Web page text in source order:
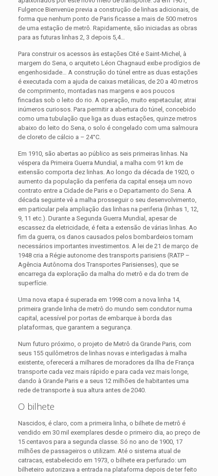
Fulgence Bienvenüe previa a construção de linhas adicionais, de
forma que nenhum ponto de Paris ficasse a mais de 500 metros
de uma estação de metrô. Rapidamente, são iniciadas as obras
para as futuras linhas 2, 3 depois 5,4…
Para construir os acessos às estações Cité e Saint-Michel, à
margem do Sena, o arquiteto Léon Chagnaud exibe prodígios de
engenhosidade… A construção do túnel entre as duas estações
é executada com a ajuda de caixas metálicas, de 20 a 40 metros
de comprimento, montadas nas margens e aos poucos
fincadas sob o leito do rio. A operação, muito espetacular, atrai
inúmeros curiosos. Para permitir a abertura do túnel, concebido
como uma tubulação que liga as duas estações, quinze metros
abaixo do leito do Sena, o solo é congelado com uma salmoura
de cloreto de cálcio a – 24°C.
Em 1910, são abertas ao público as seis primeiras linhas. Na
véspera da Primeira Guerra Mundial, a malha com 91 km de
extensão comporta dez linhas. Ao longo da década de 1920, o
aumento da população da periferia da capital enseja um novo
contrato entre a Cidade de Paris e o Departamento do Sena. A
década seguinte vê a malha prosseguir o seu desenvolvimento,
em particular pela ampliação das linhas na periferia (linhas 1, 12,
9, 11 etc.). Durante a Segunda Guerra Mundial, apesar de
escassez da eletricidade, é feita a extensão de várias linhas. Ao
fim da guerra, os danos causados pelos bombardeios tornam
necessários importantes investimentos. A lei de 21 de março de
1948 cria a Régie autonome des transports parisiens (RATP –
Agência Autônoma dos Transportes Parisienses), que se
encarrega da exploração da malha do metrô e da do trem de
superfície.
Uma nova etapa é superada em 1998 com a nova linha 14,
primeira grande linha de metrô do mundo sem condutor numa
capital, acessível por portas de embarque à borda das
plataformas, que garantem a segurança.
Num futuro próximo, o projeto de Metrô da Grande Paris, com
seus 155 quilômetros de linhas novas e interligadas à malha
existente, oferecerá a milhares de moradores da Ilha de França
transporte cada vez mais rápido e para cada vez mais longe,
dando à Grande Paris e a seus 12 milhões de habitantes uma
rede de transporte à sua altura antes de 2040.
O bilhete
Nascidos, é claro, com a primeira linha, o bilhete de metrô é
vendido em 30 mil exemplares desde o primeiro dia, ao preço de
15 centavos para a segunda classe. Só no ano de 1900, 17
milhões de passageiros o utilizam. Até o sistema atual de
catracas, estabelecido em 1973, o bilhete era perfurado: um
bilheteiro autorizava a entrada na plataforma depois de ter feito